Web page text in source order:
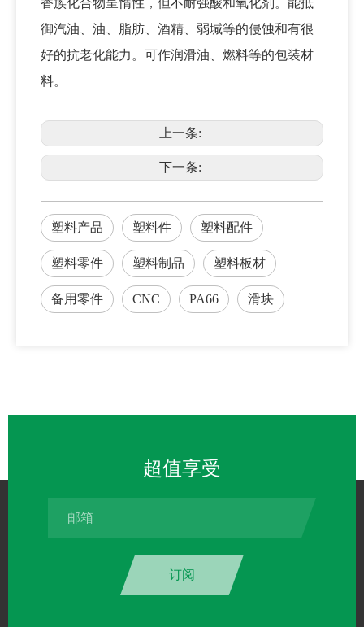
香族化合物呈惰性，但不耐强酸和氧化剂。能抵
御汽油、油、脂肪、酒精、弱堿等的侵蚀和有很
好的抗老化能力。可作润滑油 燃料等的包装材
料。
上一条:
下一条:
塑料产品 塑料件 塑料配件
塑料零件 塑料制品 塑料板材
备用零件 CNC PA66 滑块
超值享受
订阅